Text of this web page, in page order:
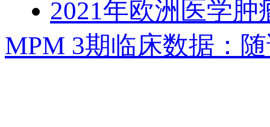
2021年欧洲医学肿
MPM 3期临床数据：